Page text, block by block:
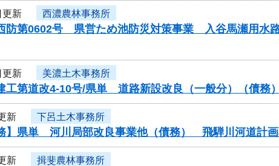
更新 西濃農林事務所
防第0602号 県営ため池防災対策事業 入谷馬瀬用水
更新 美濃土木事務所
工第道改4-10号/県単 道路新設改良（一般分）（債
新 下呂土木事務所
】県単 河川局部改良事業他（債務） 飛騨川河道計
新 揖斐農林事務所